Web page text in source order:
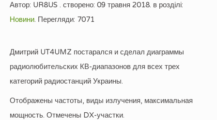
Автор: UR8US . створено: 09 травня 2018. в розділі:
Новини. Перегляди: 7071
Дмитрий UT4UMZ постарался и сделал диаграммы
радиолюбительских КВ-диапазонов для всех трех
категорий радиостанций Украины.
Отображены частоты, виды излучения, максимальная
мощность. Отмечены DX-участки.